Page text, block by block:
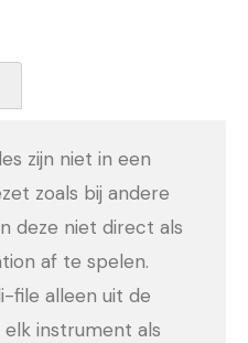
zijn niet in een
zoals bij andere
deze niet direct als
af te spelen.
file alleen uit de
instrument als